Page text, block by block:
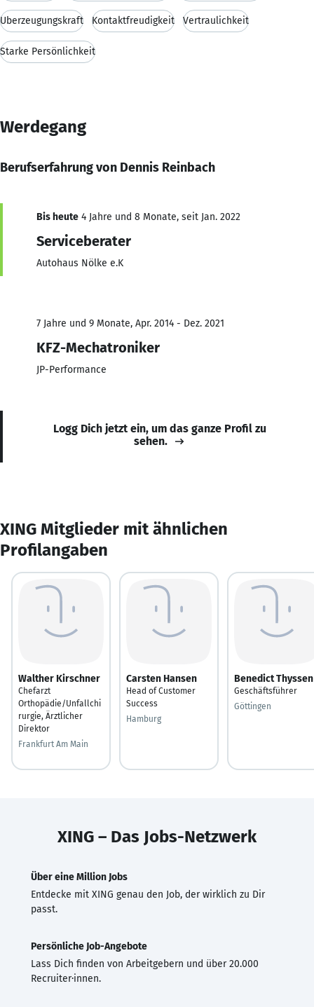
Überzeugungskraft Kontaktfreudigkeit Vertraulichkeit
Starke Persönlichkeit
Werdegang
Berufserfahrung von Dennis Reinbach
Bis heute 4 Jahre und 8 Monate, seit Jan. 2022
Serviceberater
Autohaus Nölke e.K
7 Jahre und 9 Monate, Apr. 2014 - Dez. 2021
KFZ-Mechatroniker
JP-Performance
Logg Dich jetzt ein, um das ganze Profil zu
sehen.
XING Mitglieder mit ähnlichen
Profilangaben
Walther Kirschner
Chefarzt
Orthopädie/Unfallchi
rurgie, Ärztlicher
Direktor
Frankfurt Am Main
Carsten Hansen
Head of Customer
Success
Hamburg
Benedict Thyssen
Geschäftsführer
Göttingen
XING – Das Jobs-Netzwerk
Über eine Million Jobs
Entdecke mit XING genau den Job, der wirklich zu Dir
passt.
Persönliche Job-Angebote
Lass Dich finden von Arbeitgebern und über 20.000
Recruiter·innen.